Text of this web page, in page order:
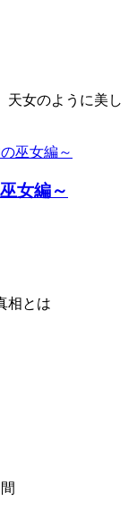
天女のように美し
女編～
相とは